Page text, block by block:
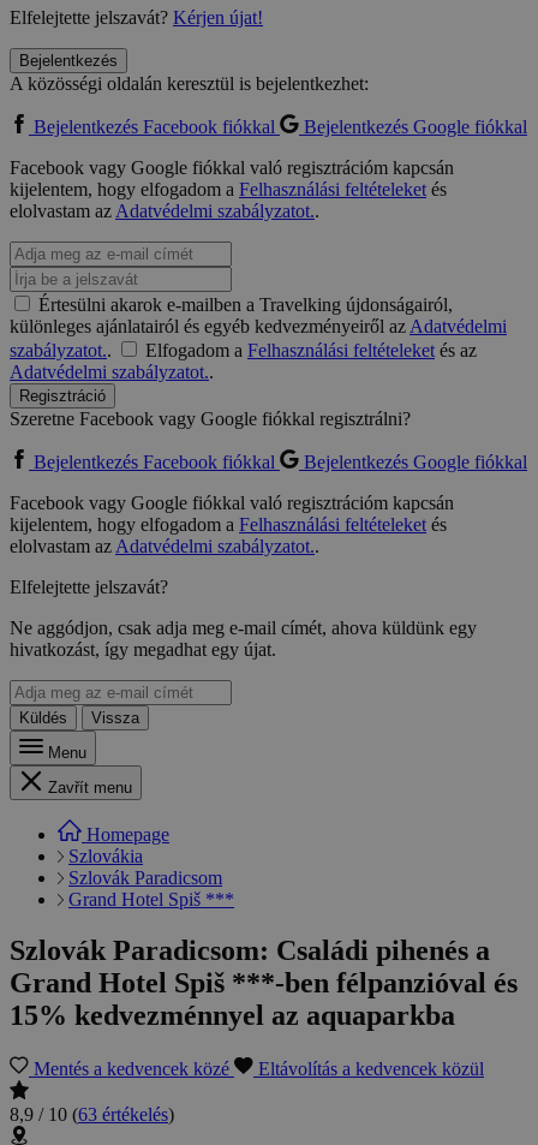
Elfelejtette jelszavát? Kérjen újat!
Bejelentkezés
A közösségi oldalán keresztül is bejelentkezhet:
Bejelentkezés Facebook fiókkal
Bejelentkezés Google fiókkal
Facebook vagy Google fiókkal való regisztrációm kapcsán
kijelentem, hogy elfogadom a Felhasználási feltételeketés
elolvastam azAdatvédelmi szabályzatot..
Értesülni akarok e-mailben a Travelking újdonságairól,
különleges ajánlatairól és egyéb kedvezményeiről azAdatvédelmi
szabályzatot.. Elfogadom a Felhasználási feltételeketés az
Adatvédelmi szabályzatot..
Regisztráció
Szeretne Facebook vagy Google fiókkal regisztrálni?
Bejelentkezés Facebook fiókkal
Bejelentkezés Google fiókkal
Facebook vagy Google fiókkal való regisztrációm kapcsán
kijelentem, hogy elfogadom a Felhasználási feltételeketés
elolvastam azAdatvédelmi szabályzatot..
Elfelejtette jelszavát?
Ne aggódjon, csak adja meg e-mail címét, ahova küldünk egy
hivatkozást, így megadhat egy újat.
Küldés
Vissza
Menu
Zavřít menu
Homepage
Szlovákia
Szlovák Paradicsom
Grand Hotel Spiš ***
Szlovák Paradicsom: Családi pihenés a
Grand Hotel Spiš ***-ben félpanzióval és
15% kedvezménnyel az aquaparkba
Mentés a kedvencek közé Eltávolítás a kedvencek közül
8,9 / 10 (63 értékelés)